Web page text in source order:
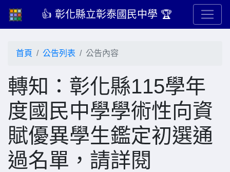
👍 彰化縣立彰泰國民中學 🏆
首頁 公告列表 公告內容
轉知：彰化縣115學年
度國民中學學術性向資
賦優異學生鑑定初選通
過名單，請詳閱